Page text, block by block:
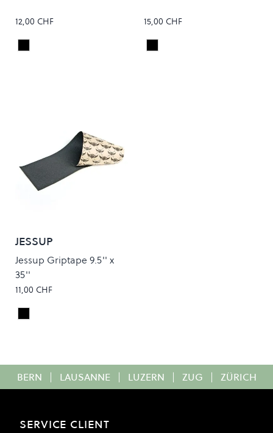
12,00 CHF
Colour
Black
15,00 CHF
Colour
Black
JESSUP
Jessup Griptape 9.5'' x
35''
11,00 CHF
Colour
Black
BERN | LAUSANNE | LUZERN | ZUG | ZÜRICH
SERVICE CLIENT